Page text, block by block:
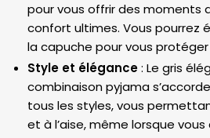
pour vous offrir des moments
confort ultimes. Vous pourrez
la capuche pour vous
Style et élégance: Le gris
combinaison pyjama
tous les styles, vous
et à l’aise, même lorsque vous